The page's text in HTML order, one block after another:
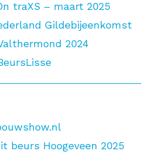
traXS – maart 2025
Gildebijeenkomst
2024
beurs Hoogeveen 2025